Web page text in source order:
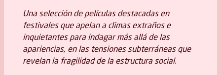
Una selección de películas destacadas en
festivales que apelan a climas extraños e
inquietantes para indagar más allá de las
apariencias, en las tensiones subterráneas que
revelan la fragilidad de la estructura social.